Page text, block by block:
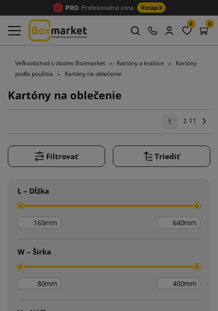
Profesionálna zóna Vstúpiť
0 0
Veľkoobchod s obalmi Boxmarket Kartóny a krabice
Kartóny
podľa použitia
Kartóny na oblečenie
Kartóny na oblečenie
1 z 11
Filtrovať Triediť
L – Dĺžka
mm mm
W – Šírka
mm mm